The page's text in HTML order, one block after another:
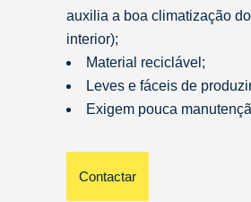
auxilia a boa climatização
interior);
Material reciclável;
Leves e fáceis de
Exigem pouca
Contactar